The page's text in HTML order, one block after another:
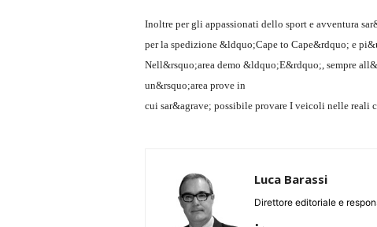
Inoltre per gli appassionati dello sport e avventura
per la spedizione &ldquo;Cape to Cape&rdquo; e
Nell&rsquo;area demo &ldquo;E&rdquo;, sempre
un&rsquo;area prove in
cui sar&agrave; possibile provare I veicoli nelle reali
Luca Barassi
Direttore editoriale e